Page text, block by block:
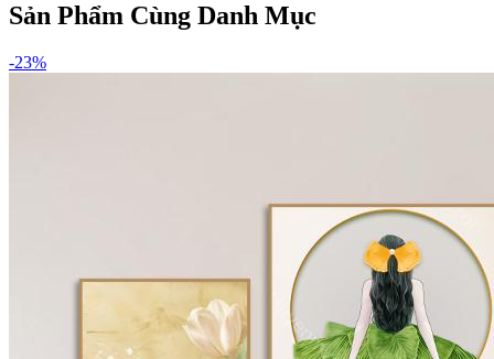
Sản Phẩm Cùng Danh Mục
-23%